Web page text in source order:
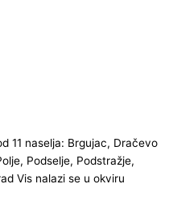
11 naselja: Brgujac, Dračevo
Podselje, Podstražje,
Vis nalazi se u okviru